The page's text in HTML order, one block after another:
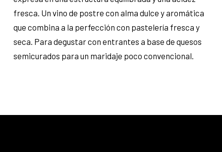
fresca. Un vino de postre con alma dulce y aromática
que combina a la perfección con pastelería fresca y
seca. Para degustar con entrantes a base de quesos
semicurados para un maridaje poco convencional.